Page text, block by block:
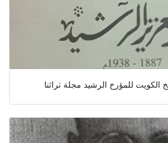
الكويت للمؤرخ الرشيد مجلة تراثنا